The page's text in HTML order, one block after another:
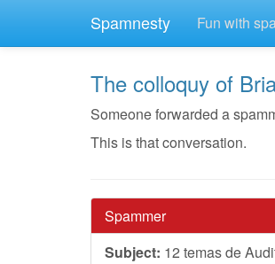
Spamnesty Fun with
The colloquy of
Someone forwarded a
This is that conversation.
Spammer
Subject: 12 temas de